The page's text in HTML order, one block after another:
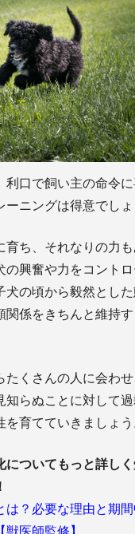
利口で飼い主の命令
ニングは得意でしょ
育ち、それなりの力
の興奮や力をコントロ
犬の頃から毅然とし
関係をきちんと維持
たくさんの人に会わ
知らぬことに対して
育てていきましょう
についてもっと詳し
は？必要な理由と期